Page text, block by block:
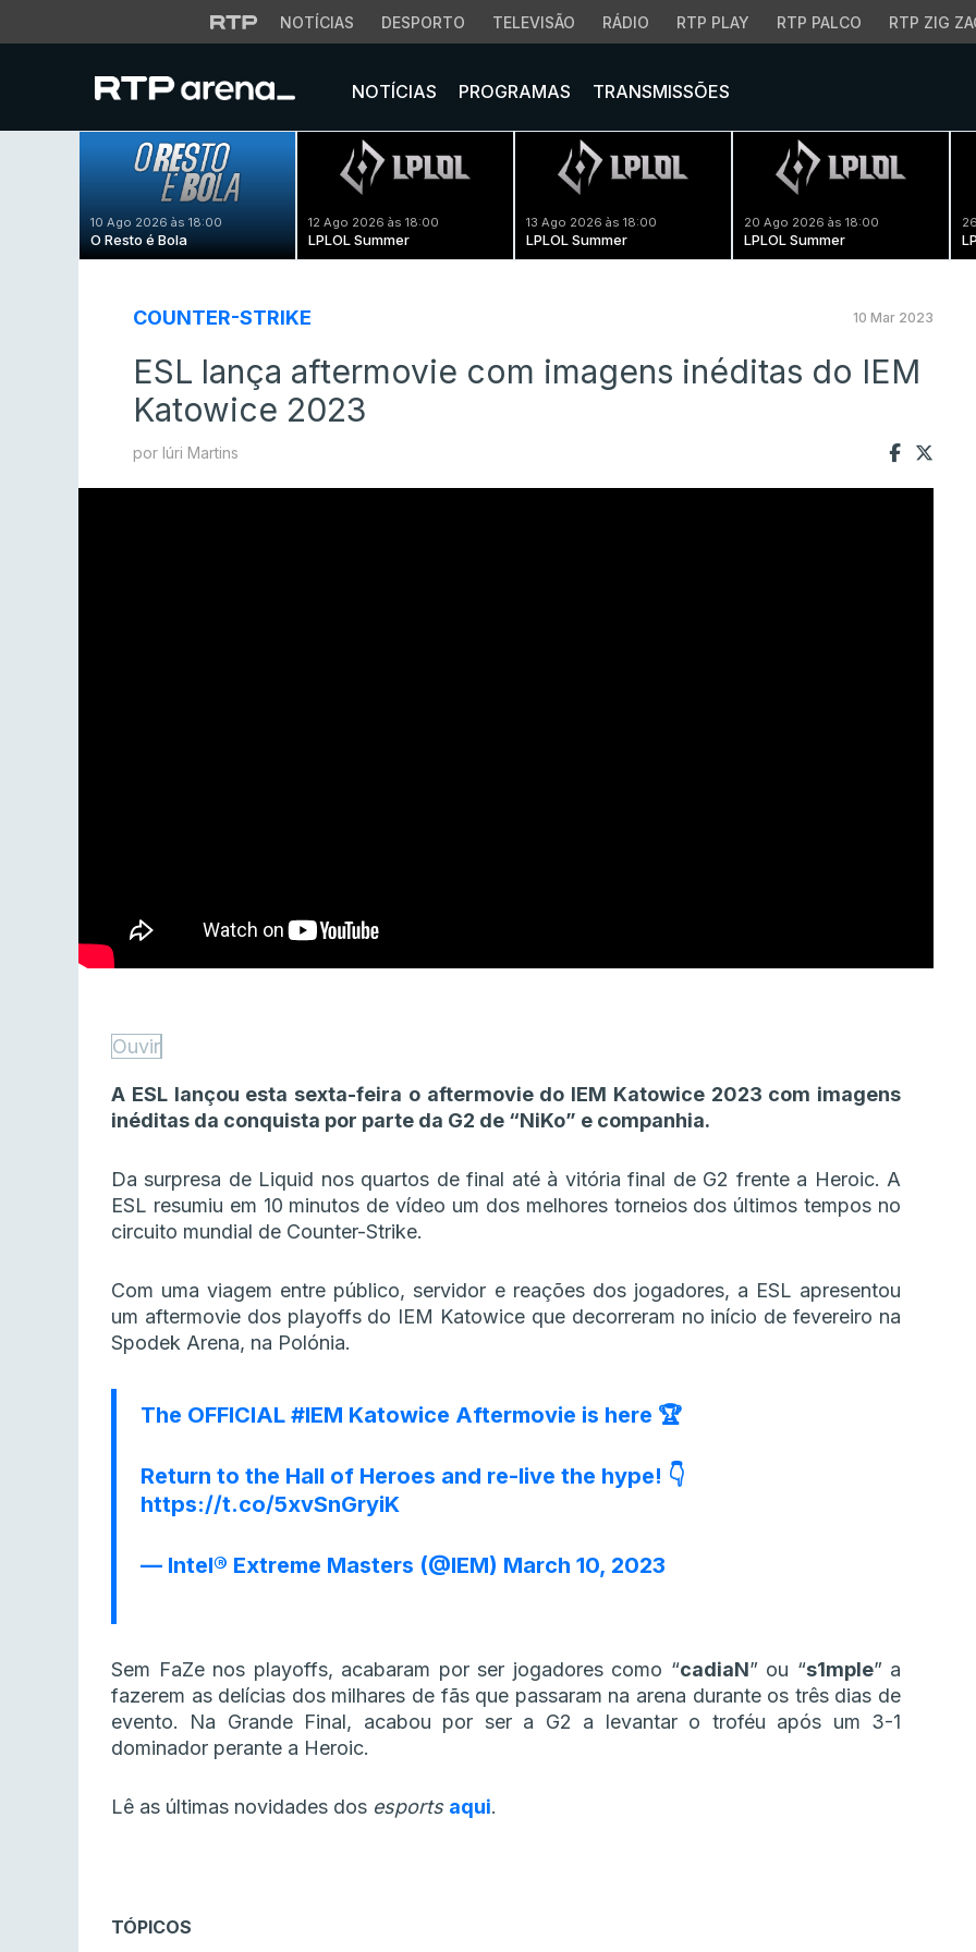
NOTÍCIAS DESPORTO TELEVISÃO RÁDIO RTP PLAY RTP PALCO RTP ZIG
NOTÍCIAS PROGRAMAS TRANSMISSÕES
10 Ago 2026 às 18:00
O Resto é Bola
12 Ago 2026 às 18:00
LPLOL Summer
13 Ago 2026 às 18:00
LPLOL Summer
20 Ago 2026 às 18:00
LPLOL Summer
COUNTER-STRIKE 10 Mar 2023
ESL lança aftermovie com imagens inéditas do IEM
Katowice 2023
por Iúri Martins
Ouvir
A ESL lançou esta sexta-feira o aftermovie do IEM Katowice 2023 com imagens
inéditas da conquista por parte da G2 de “NiKo” e companhia.
Da surpresa de Liquid nos quartos de final até à vitória final de G2 frente a Heroic. A
ESL resumiu em 10 minutos de vídeo um dos melhores torneios dos últimos tempos no
circuito mundial de Counter-Strike.
Com uma viagem entre público, servidor e reações dos jogadores, a ESL apresentou
um aftermovie dos playoffs do IEM Katowice que decorreram no início de fevereiro na
Spodek Arena, na Polónia.
The OFFICIAL #IEM Katowice Aftermovie is here 🏆
Return to the Hall of Heroes and re-live the hype! 👇
https://t.co/5xvSnGryiK
— Intel® Extreme Masters (@IEM) March 10, 2023
Sem FaZe nos playoffs, acabaram por ser jogadores como “cadiaN” ou “s1mple” a
fazerem as delícias dos milhares de fãs que passaram na arena durante os três dias de
evento. Na Grande Final, acabou por ser a G2 a levantar o troféu após um 3-1
dominador perante a Heroic.
Lê as últimas novidades dos esports aqui.
TÓPICOS